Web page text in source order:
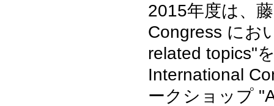
2015年度は、
Congress にお
related topics"
International
ークショップ